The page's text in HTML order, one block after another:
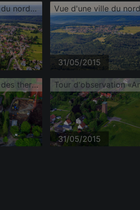
Vue d'une ville du nord de la Forêt-Noire
31/05/2015
Administration des thermes Dobel au parc thermal
31/05/2015